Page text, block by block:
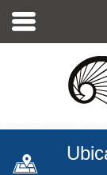
contenido